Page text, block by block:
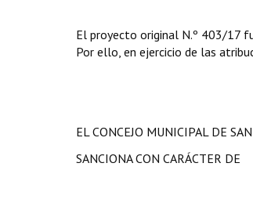
El proyecto original N.º 403/17
Por ello, en ejercicio de las
EL CONCEJO MUNICIPAL DE
SANCIONA CON CARÁCTER DE